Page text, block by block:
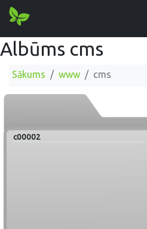
Albūms cms
Sākums www cms
c00002